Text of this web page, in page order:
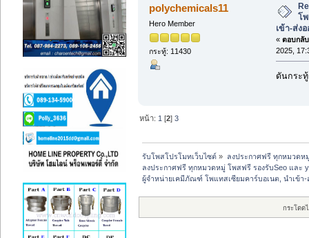
polychemicals11
Hero Member
กระทู้: 11430
โ
เข้า-ส่ง
« ตอบกลั
2025,
ดันกระทู้
หน้า: 1 [2]3
รับโพสโปรโมทเว็บไซต์ » ลงประกาศฟรี ทุกหมวดห
ลงประกาศฟรี ทุกหมวดหมู่ โพสฟรี รองรับSeo และ
ผู้จำหน่ายเคมีภัณฑ์ โพแทสเซียมคาร์บอเนต, นำเข้า-
กระโดด